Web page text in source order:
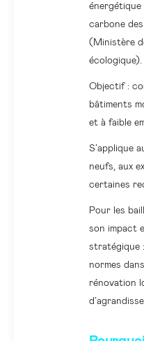
énergétique
carbone
(Ministère
écologique).
Objectif :
bâtiments
et à faible
S’applique
neufs, aux
certaines
Pour les
son impact
stratégique
normes
rénovation